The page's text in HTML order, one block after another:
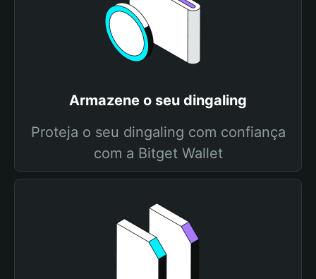
Armazene o seu dingaling
Proteja o seu dingaling com confiança
com a Bitget Wallet